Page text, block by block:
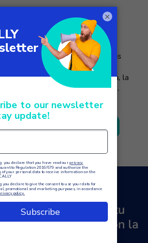
de IA de XCALLY
en atención al cliente con las
XCALLY. Con estas innovadoras
ofrece una excelente gama de
en IA que mejoran la eficacia, la
la experiencia general del cliente.
DE INTELIGENCIA ARTIFICIAL
cómo revolucionar tu
al cliente con la
×